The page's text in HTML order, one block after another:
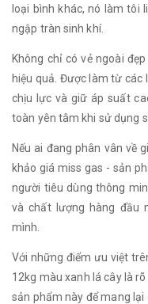
loại bình khác, nó làm tôi
ngập tràn sinh khí.
Không chỉ có vẻ ngoài
hiệu quả. Được làm từ các
chịu lực và giữ áp suất
toàn yên tâm khi sử dụng
Nếu ai đang phân vân về
khảo giá miss gas - sản
người tiêu dùng thông
và chất lượng hàng đầu
mình.
Với những điểm ưu việt
12kg màu xanh lá cây là
sản phẩm này để mang